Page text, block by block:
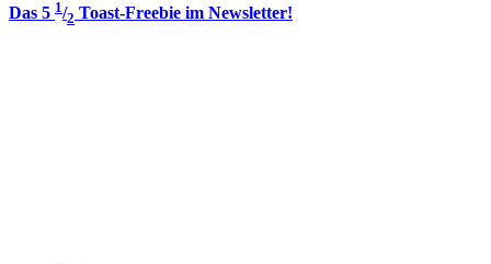
Das 5 1/2 Toast-Freebie im Newsletter!